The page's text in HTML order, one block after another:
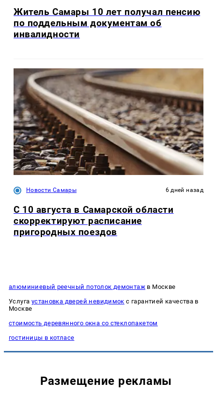
Житель Самары 10 лет получал пенсию
по поддельным документам об
инвалидности
Новости Самары 6 дней назад
С 10 августа в Самарской области
скорректируют расписание
пригородных поездов
алюминиевый реечный потолок демонтаж в Москве
Услуга установка дверей невидимок с гарантией качества в
Москве
стоимость деревянного окна со стеклопакетом
гостиницы в котласе
Размещение рекламы